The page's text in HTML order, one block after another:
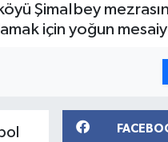
Şimalbey
için yoğun